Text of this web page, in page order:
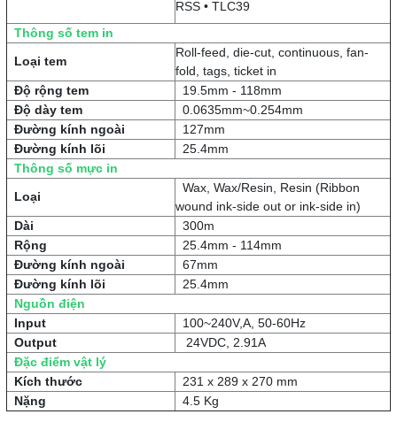
RSS • TLC39
Thông số tem in
Loại tem
Roll-feed, die-cut, continuous, fan-
fold, tags, ticket in
Độ rộng tem
19.5mm - 118mm
Độ dày tem
0.0635mm~0.254mm
Đường kính ngoài
127mm
Đường kính lõi
25.4mm
Thông số mực in
Loại
Wax, Wax/Resin, Resin (Ribbon
wound ink-side out or ink-side in)
Dài
300m
Rộng
25.4mm - 114mm
Đường kính ngoài
67mm
Đường kính lõi
25.4mm
Nguồn điện
Input
100~240V,A, 50-60Hz
Output
24VDC, 2.91A
Đặc điểm vật lý
Kích thước
231 x 289 x 270 mm
Nặng
4.5 Kg